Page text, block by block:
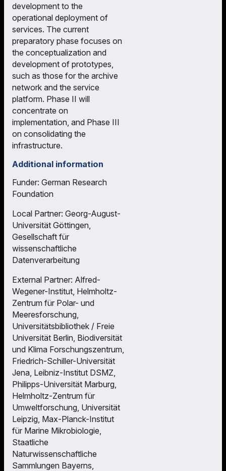
development to the
operational deployment of
services. The current
preparatory phase focuses on
the conceptualization and
development of prototypes,
such as those for the archive
network and the service
platform. Phase II will
concentrate on
implementation, and Phase III
on consolidating the
infrastructure.
Additional information
Funder: German Research
Foundation
Local Partner: Georg-August-
Universität Göttingen,
Gesellschaft für
wissenschaftliche
Datenverarbeitung
External Partner: Alfred-
Wegener-Institut, Helmholtz-
Zentrum für Polar- und
Meeresforschung,
Universitätsbibliothek / Freie
Universität Berlin, Biodiversität
und Klima Forschungszentrum,
Friedrich-Schiller-Universität
Jena, Leibniz-Institut DSMZ,
Philipps-Universität Marburg,
Helmholtz-Zentrum für
Umweltforschung, Universität
Leipzig, Max-Planck-Institut
für Marine Mikrobiologie,
Staatliche
Naturwissenschaftliche
Sammlungen Bayerns,